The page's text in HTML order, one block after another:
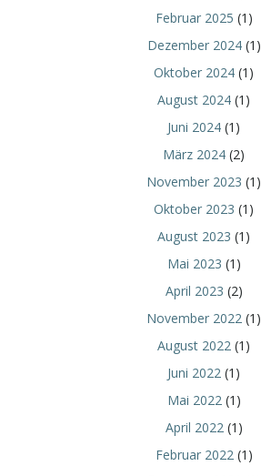
Februar 2025 (1)
Dezember 2024(1)
Oktober 2024 (1)
August 2024 (1)
Juni 2024 (1)
März 2024 (2)
November 2023 (1)
Oktober 2023 (1)
August 2023 (1)
Mai 2023 (1)
April 2023 (2)
November 2022 (1)
August 2022 (1)
Juni 2022 (1)
Mai 2022(1)
April 2022(1)
Februar 2022(1)